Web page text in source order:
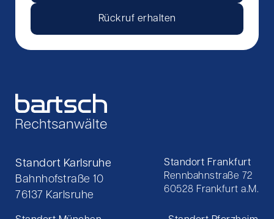
Rückruf erhalten
Standort Karlsruhe
Bahnhofstraße 10
76137 Karlsruhe
Standort Frankfurt
Rennbahnstraße 72
60528 Frankfurt a.M.